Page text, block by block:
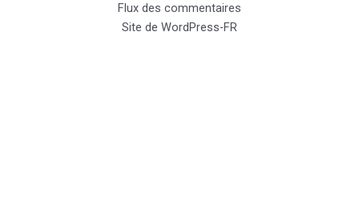
Flux des commentaires
Site de WordPress-FR